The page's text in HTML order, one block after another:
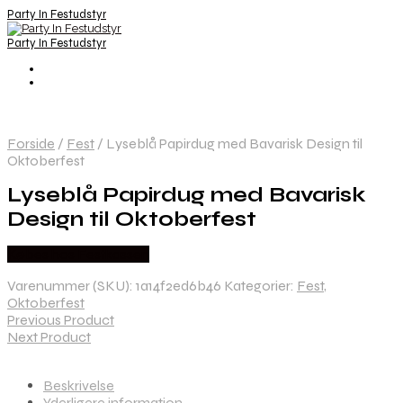
Party In Festudstyr
Party In Festudstyr
Forside / Fest / Lyseblå Papirdug med Bavarisk Design til
Oktoberfest
Lyseblå Papirdug med Bavarisk
Design til Oktoberfest
Varenummer (SKU): 1a14f2ed6b46 Kategorier: Fest,
Oktoberfest
Previous Product
Next Product
Beskrivelse